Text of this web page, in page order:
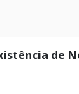
de